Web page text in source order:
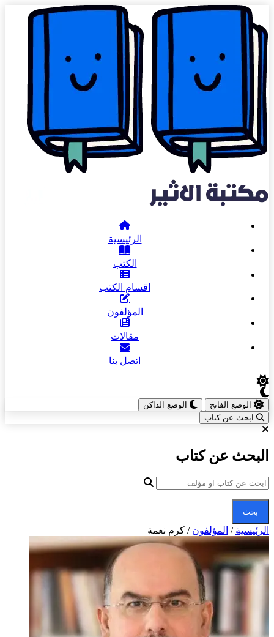
الرئيسية
الكتب
اقسام الكتب
المؤلفون
مقالات
اتصل بنا
الوضع الفاتح
الوضع الداكن
ابحث عن كتاب
البحث عن كتاب
بحث
الرئيسية / المؤلفون / كرم نعمة